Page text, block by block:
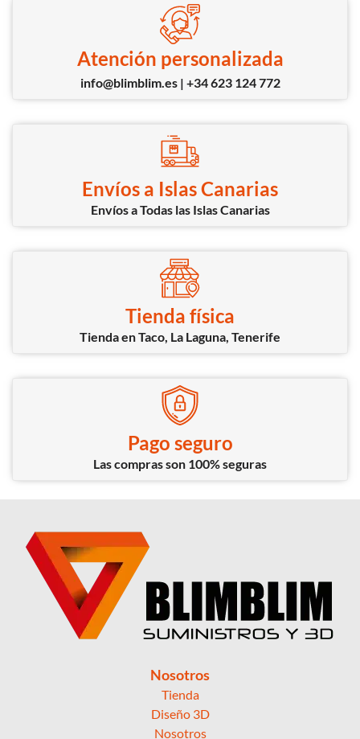
Atención personalizada
info@blimblim.es | +34 623 124 772
Envíos a Islas Canarias
Envíos a Todas las Islas Canarias
Tienda física
Tienda en Taco, La Laguna, Tenerife
Pago seguro
Las compras son 100% seguras
Nosotros
Tienda
Diseño 3D
Nosotros